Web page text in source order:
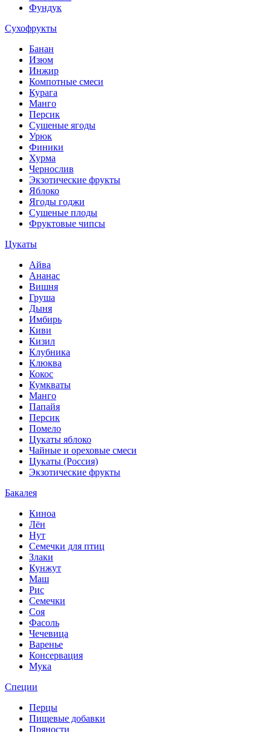
Фундук
Сухофрукты
Банан
Изюм
Инжир
Компотные смеси
Курага
Манго
Персик
Сушеные ягоды
Урюк
Финики
Хурма
Чернослив
Экзотические фрукты
Яблоко
Ягоды годжи
Сушеные плоды
Фруктовые чипсы
Цукаты
Айва
Ананас
Вишня
Груша
Дыня
Имбирь
Киви
Кизил
Клубника
Клюква
Кокос
Кумкваты
Манго
Папайя
Персик
Помело
Цукаты яблоко
Чайные и ореховые смеси
Цукаты (Россия)
Экзотические фрукты
Бакалея
Киноа
Лён
Нут
Семечки для птиц
Злаки
Кунжут
Маш
Рис
Семечки
Соя
Фасоль
Чечевица
Варенье
Консервация
Мука
Специи
Перцы
Пищевые добавки
Пряности